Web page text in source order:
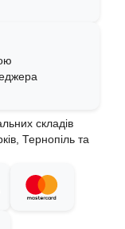
складів
Тернопіль та